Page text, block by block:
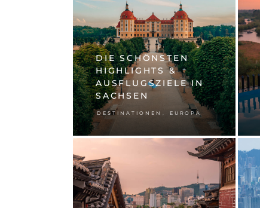
DIE SCHÖNSTEN
HIGHLIGHTS &
AUSFLUGSZIELE IN
SACHSEN
DESTINATIONEN EUROPA